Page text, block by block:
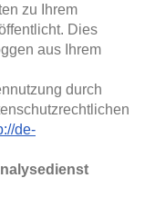
zu Ihrem
Dies
aus Ihrem
durch
de-